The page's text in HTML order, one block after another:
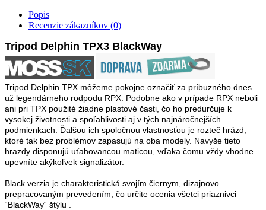
Popis
Recenzie zákazníkov (0)
Tripod Delphin TPX3 BlackWay
Tripod Delphin TPX môžeme pokojne označiť za príbuzného dnes
už legendárneho rodpodu RPX. Podobne ako v prípade RPX neboli
ani pri TPX použité žiadne plastové časti, čo ho predurčuje k
vysokej životnosti a spoľahlivosti aj v tých najnáročnejších
podmienkach. Ďalšou ich spoločnou vlastnosťou je rozteč hrázd,
ktoré tak bez problémov zapasujú na oba modely. Navyše tieto
hrazdy disponujú uťahovancou maticou, vďaka čomu vždy vhodne
upevníte akýkoľvek signalizátor.
Black verzia je charakteristická svojím čiernym, dizajnovo
prepracovaným prevedením, čo určite ocenia všetci priaznivci
“BlackWay“ štýlu .